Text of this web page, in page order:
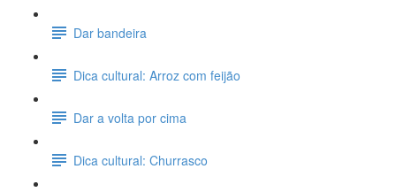
Dar bandeira
Dica cultural: Arroz com feijão
Dar a volta por cima
Dica cultural: Churrasco